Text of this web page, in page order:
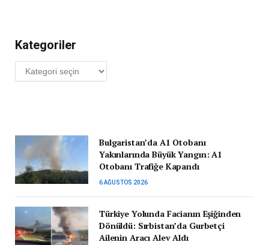
Kategoriler
Kategoriler
Bulgaristan’da A1 Otobanı
Yakınlarında Büyük Yangın: A1
Otobanı Trafiğe Kapandı
6 AĞUSTOS 2026
Türkiye Yolunda Facianın Eşiğinden
Dönüldü: Sırbistan’da Gurbetçi
Ailenin Aracı Alev Aldı